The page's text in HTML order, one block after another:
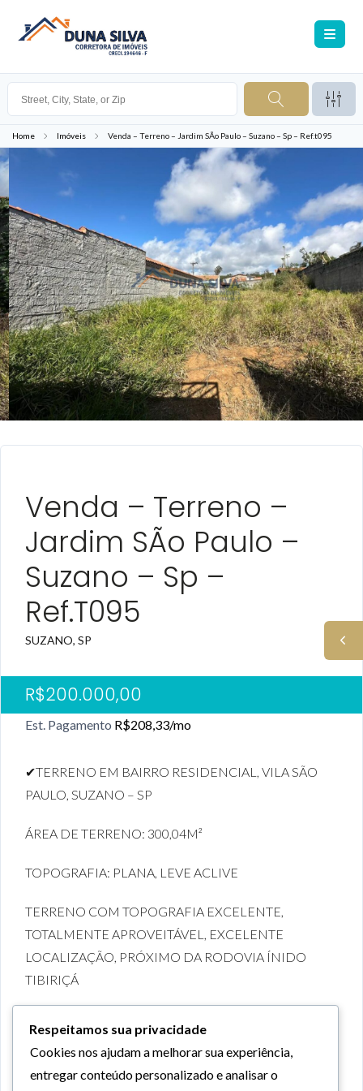
Home Imóveis Venda – Terreno – Jardim SÃo Paulo – Suzano – Sp – Ref.t095
Venda – Terreno –
Jardim SÃo Paulo –
Suzano – Sp –
Ref.t095
SUZANO, SP
R$200.000,00
Est. Pagamento R$208,33/mo
✔TERRENO EM BAIRRO RESIDENCIAL, VILA SÃO
PAULO, SUZANO – SP
ÁREA DE TERRENO: 300,04M²
TOPOGRAFIA: PLANA, LEVE ACLIVE
TERRENO COM TOPOGRAFIA EXCELENTE,
TOTALMENTE APROVEITÁVEL, EXCELENTE
LOCALIZAÇÃO, PRÓXIMO DA RODOVIA ÍNIDO
TIBIRIÇÁ
VENDA
PARA MAIORES INFORMAÇÕES ENTRE EM
Respeitamos sua privacidade
Cookies nos ajudam a melhorar sua experiência,
entregar conteúdo personalizado e analisar o